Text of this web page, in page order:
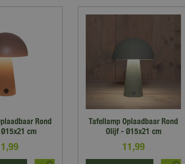
Rond
cm
,99
Tafellamp Oplaadbaar Rond
Olijf - Ø15x21 cm
11,99